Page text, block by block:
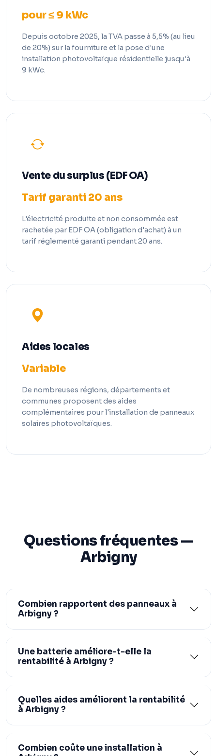
pour ≤ 9 kWc
Depuis octobre 2025, la TVA passe à 5,5% (au lieu
de 20%) sur la fourniture et la pose d'une
installation photovoltaïque résidentielle jusqu'à
9 kWc.
Vente du surplus (EDF OA)
Tarif garanti 20 ans
L'électricité produite et non consommée est
rachetée par EDF OA (obligation d'achat) à un
tarif réglementé garanti pendant 20 ans.
Aides locales
Variable
De nombreuses régions, départements et
communes proposent des aides
complémentaires pour l'installation de panneaux
solaires photovoltaïques.
Questions fréquentes —
Arbigny
Combien rapportent des panneaux à
Arbigny ?
Une batterie améliore-t-elle la
rentabilité à Arbigny ?
Quelles aides améliorent la rentabilité
à Arbigny ?
Combien coûte une installation à